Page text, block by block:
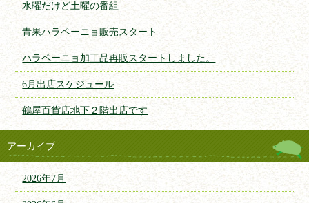
水曜だけど土曜の番組
青果ハラペーニョ販売スタート
ハラペーニョ加工品再販スタートしました。
6月出店スケジュール
鶴屋百貨店地下２階出店です
アーカイブ
2026年7月